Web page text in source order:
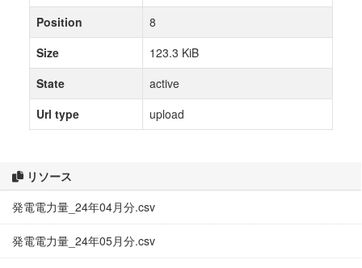
リソース
発電電力量_24年04月分.csv
発電電力量_24年05月分.csv
Position
8
Size
123.3 KiB
State
active
Url type
upload